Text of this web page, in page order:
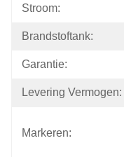
Stroom:
Brandstoftank:
Garantie:
Levering Vermogen:
Markeren: